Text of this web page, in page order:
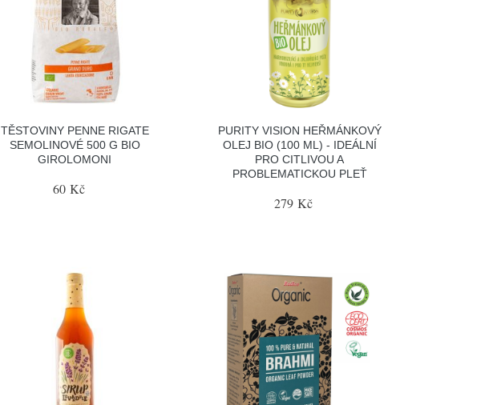
TĚSTOVINY PENNE RIGATE
SEMOLINOVÉ 500 G BIO
GIROLOMONI
60 Kč
PURITY VISION HEŘMÁNKOVÝ
OLEJ BIO (100 ML) - IDEÁLNÍ
PRO CITLIVOU A
PROBLEMATICKOU PLEŤ
279 Kč